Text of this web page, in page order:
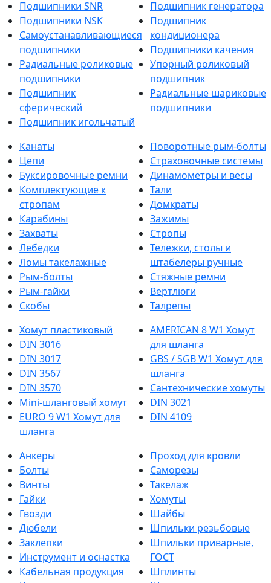
Подшипники SNR
Подшипники NSK
Самоустанавливающиеся
подшипники
Радиальные роликовые
подшипники
Подшипник
сферический
Подшипник игольчатый
Подшипник генератора
Подшипник
кондиционера
Подшипники качения
Упорный роликовый
подшипник
Радиальные шариковые
подшипники
Канаты
Цепи
Буксировочные ремни
Комплектующие к
стропам
Карабины
Захваты
Лебедки
Ломы такелажные
Рым-болты
Рым-гайки
Скобы
Поворотные рым-болты
Страховочные системы
Динамометры и весы
Тали
Домкраты
Зажимы
Стропы
Тележки, столы и
штабелеры ручные
Стяжные ремни
Вертлюги
Талрепы
Хомут пластиковый
DIN 3016
DIN 3017
DIN 3567
DIN 3570
Mini-шланговый хомут
EURO 9 W1 Хомут для
шланга
AMERICAN 8 W1 Хомут
для шланга
GBS / SGB W1 Хомут для
шланга
Сантехнические хомуты
DIN 3021
DIN 4109
Анкеры
Болты
Винты
Гайки
Гвозди
Дюбели
Заклепки
Инструмент и оснастка
Кабельная продукция
Проход для кровли
Саморезы
Такелаж
Хомуты
Шайбы
Шпильки резьбовые
Шпильки приварные,
ГОСТ
Шплинты